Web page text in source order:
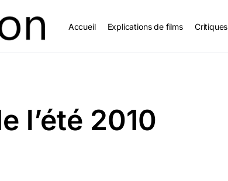
Accueil Explications de films Critiques
l’été 2010